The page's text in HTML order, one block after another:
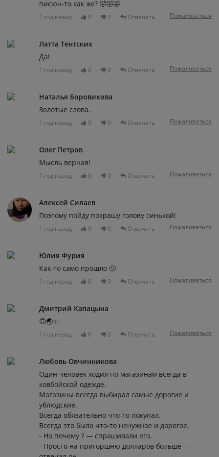
писюн-то как же? 🤣🤣🤣
1 год назад 0 0 Отвечать Пожаловаться
Латта Тентских
Да!
1 год назад 0 0 Отвечать Пожаловаться
Наталья Боровикова
Золотые слова.
1 год назад 0 0 Отвечать Пожаловаться
Олег Петров
Мысль верная!
1 год назад 0 0 Отвечать Пожаловаться
Алексей Силаев
Поэтому пойду покрашу голову синькой!
1 год назад 0 0 Отвечать Пожаловаться
Юлия Фурия
Как-то само прошло 🙂
1 год назад 0 0 Отвечать Пожаловаться
Дмитрий Капацына
🙃🌏✨
1 год назад 0 0 Отвечать Пожаловаться
Любовь Овчинникова
Один человек ходил по магазинам всегда в
ковбойской одежде.
Магазины всегда выбирал самые дорогие и
ублюдские.
Всегда обязательно что-то покупал.
Всегда это было что-то ненужное и дорогое.
- Но почему ? — спрашивали его.
- Просто на пригоршню долларов больше —